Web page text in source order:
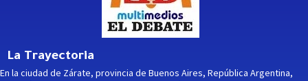
La Trayectoria
En la ciudad de Zárate, provincia de Buenos Aires, República Argentina,